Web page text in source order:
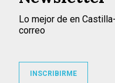
Lo mejor de en
correo
INSCRIBIRME